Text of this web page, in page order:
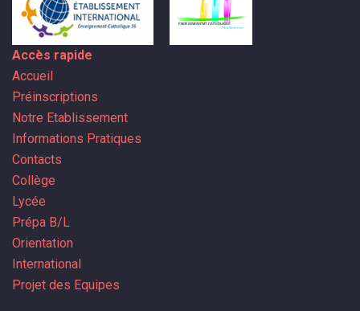
Accès rapide
Accueil
Préinscriptions
Notre Etablissement
Informations Pratiques
Contacts
Collège
Lycée
Prépa B/L
Orientation
International
Projet des Equipes